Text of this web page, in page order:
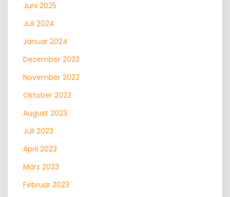
Juni 2025
Juli 2024
Januar 2024
Dezember 2023
November 2023
Oktober 2023
August 2023
Juli 2023
April 2023
März 2023
Februar 2023